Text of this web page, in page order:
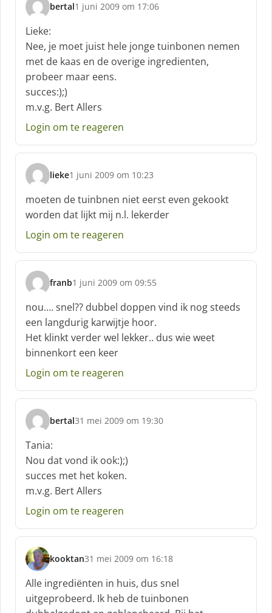
bertal
s
c
h
r
e
e
f
1 juni 2009 om 17:06
Lieke:
Nee, je moet juist hele jonge tuinbonen nemen
met de kaas en de overige ingredienten,
probeer maar eens.
succes:);)
m.v.g. Bert Allers
Login om te reageren
lieke
s
h
r
e
f
1 juni 2009 om 10:23
moeten de tuinbnen niet eerst even gekookt
worden dat lijkt mij n.l. lekerder
Login om te reageren
franb
s
h
r
e
e
:
1 juni 2009 om 09:55
nou…. snel?? dubbel doppen vind ik nog steeds
een langdurig karwijtje hoor.
Het klinkt verder wel lekker.. dus wie weet
binnenkort een keer
Login om te reageren
bertal
s
c
h
r
e
e
:
31 mei 2009 om 19:30
Tania:
Nou dat vond ik ook:);)
succes met het koken.
m.v.g. Bert Allers
Login om te reageren
kooktan
s
c
h
r
31 mei 2009 om 16:18
Alle ingrediënten in huis, dus snel
uitgeprobeerd. Ik heb de tuinbonen